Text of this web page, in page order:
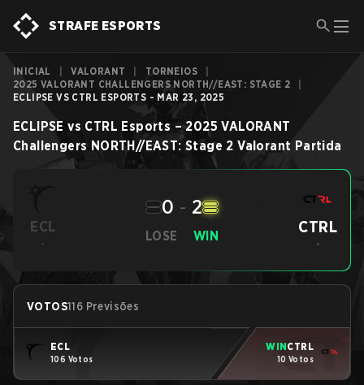
STRAFE ESPORTS
INICIAL VALORANT TORNEIOS
2025 VALORANT CHALLENGERS NORTH//EAST: STAGE 2
ECLIPSE VS CTRL ESPORTS - MAR 23, 2025
ECLIPSE vs CTRL Esports –2025 VALORANT
Challengers NORTH//EAST: Stage 2 Valorant Partida
ECL
-
LOSE
0 - 2
WIN CTRL
-
VOTOS116 Previsões
ECL
106 Votos
WINCTRL
10 Votos